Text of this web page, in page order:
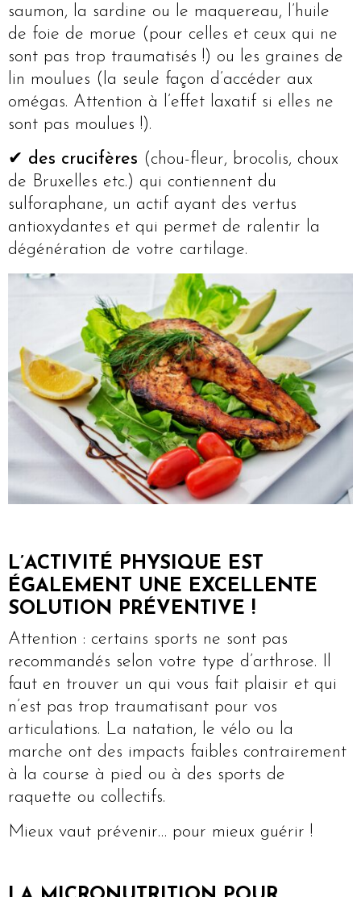
saumon, la sardine ou le maquereau, l’huile
de foie de morue (pour celles et ceux qui ne
sont pas trop traumatisés !) ou les graines de
lin moulues (la seule façon d’accéder aux
omégas. Attention à l’effet laxatif si elles ne
sont pas moulues !).
✔ des crucifères (chou-fleur, brocolis, choux
de Bruxelles etc.) qui contiennent du
sulforaphane, un actif ayant des vertus
antioxydantes et qui permet de ralentir la
dégénération de votre cartilage.
L’ACTIVITÉ PHYSIQUE EST
ÉGALEMENT UNE EXCELLENTE
SOLUTION PRÉVENTIVE !
Attention : certains sports ne sont pas
recommandés selon votre type d’arthrose. Il
faut en trouver un qui vous fait plaisir et qui
n’est pas trop traumatisant pour vos
articulations. La natation, le vélo ou la
marche ont des impacts faibles contrairement
à la course à pied ou à des sports de
raquette ou collectifs.
Mieux vaut prévenir… pour mieux guérir !